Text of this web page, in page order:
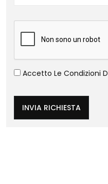
Accetto Le Condizioni
INVIA RICHIESTA